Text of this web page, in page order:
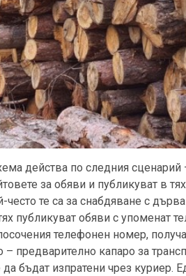
действа по следния сценарий
за обяви и публикуват в
те са за снабдяване с
публикуват обяви с упоменат
телефонен номер,
предварително капаро за
бъдат изпратени чрез куриер.